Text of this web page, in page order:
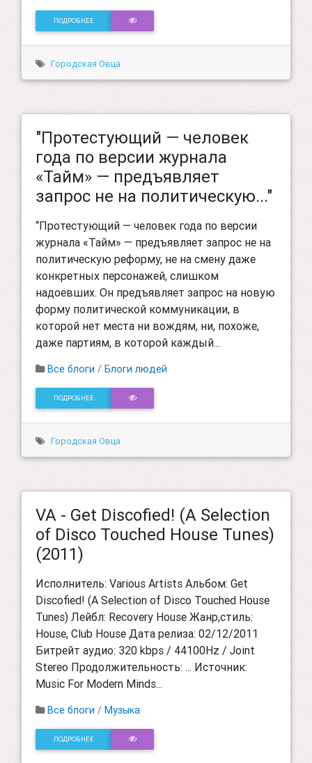
ПОДРОБНЕЕ
Городская Овца
"Протестующий — человек
года по версии журнала
«Тайм» — предъявляет
запрос не на политическую..."
“Протестующий — человек года по версии
журнала «Тайм» — предъявляет запрос не на
политическую реформу, не на смену даже
конкретных персонажей, слишком
надоевших. Он предъявляет запрос на новую
форму политической коммуникации, в
которой нет места ни вождям, ни, похоже,
даже партиям, в которой каждый...
Все блоги / Блоги людей
ПОДРОБНЕЕ
Городская Овца
VA - Get Discofied! (A Selection
of Disco Touched House Tunes)
(2011)
Исполнитель: Various Artists Альбом: Get
Discofied! (A Selection of Disco Touched House
Tunes) Лейбл: Recovery House Жанр,стиль:
House, Club House Дата релиза: 02/12/2011
Битрейт аудио: 320 kbps / 44100Hz / Joint
Stereo Продолжительность: ... Источник:
Music For Modern Minds...
Все блоги / Музыка
ПОДРОБНЕЕ